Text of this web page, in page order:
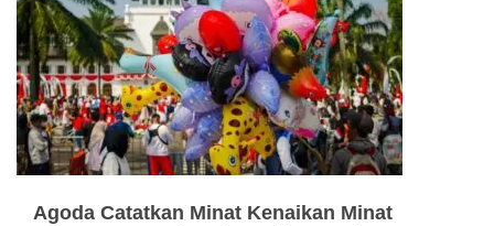
Agoda Catatkan Minat Kenaikan Minat